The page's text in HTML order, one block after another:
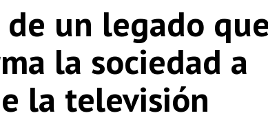
de un legado
la sociedad a
la televisión